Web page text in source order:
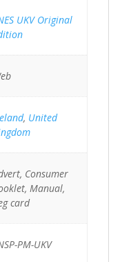
UKV Original
, United
Consumer
Manual,
card
PM-UKV